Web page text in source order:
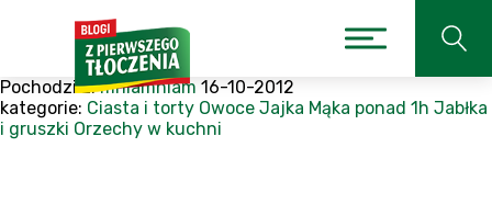
Pochodzi z:mniamniam 16-10-2012
kategorie: Ciasta i torty Owoce Jajka Mąka ponad 1h Jabłka
i gruszki Orzechy w kuchni